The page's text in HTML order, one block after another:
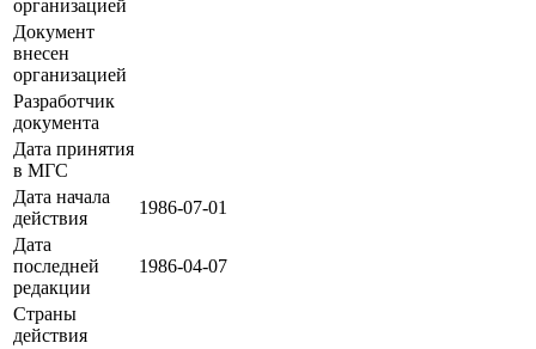
организацией
Документ
внесен
организацией
Разработчик
документа
Дата принятия
в МГС
Дата начала
действия
1986-07-01
Дата
последней
редакции
1986-04-07
Страны
действия